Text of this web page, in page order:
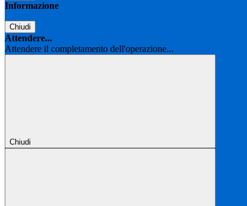
Informazione
Chiudi
Attendere...
Attendere il completamento dell'operazione...
Chiudi